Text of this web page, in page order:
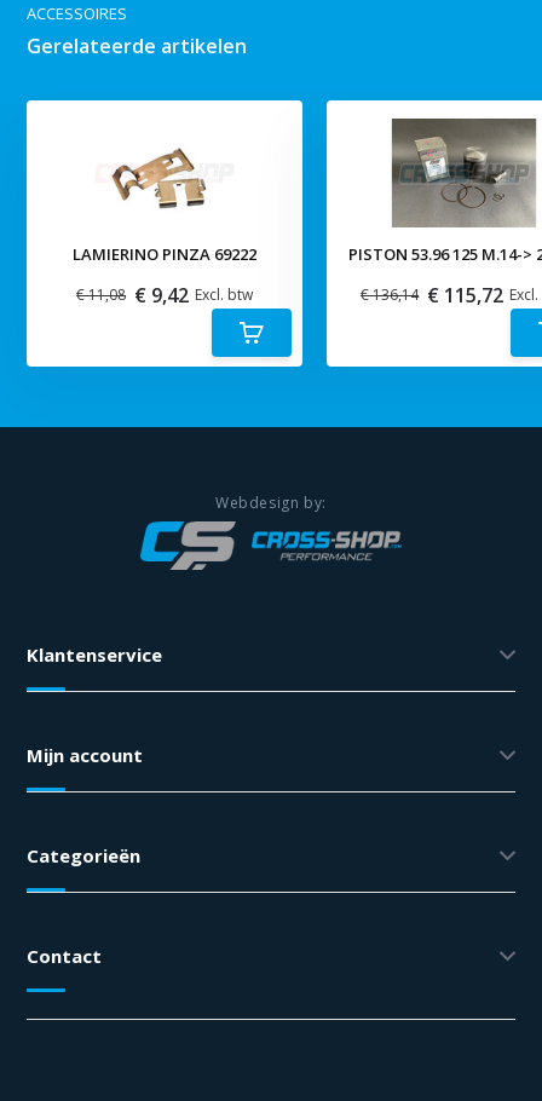
ACCESSOIRES
Gerelateerde artikelen
LAMIERINO PINZA 69222
€ 11,08 € 9,42 Excl. btw
PISTON 53.96 125 M.14->
€ 136,14 € 115,72
Klantenservice
Mijn account
Categorieën
Contact